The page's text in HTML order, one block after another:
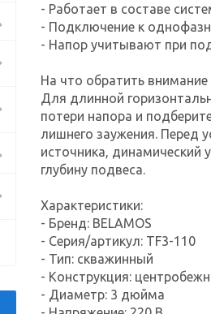
- Работает в составе
- Подключение к
- Напор учитывают при
На что обратить
Для длинной
потери напора и
лишнего заужения. Перед
источника, динамический
глубину подвеса.
Характеристики:
- Бренд: BELAMOS
- Серия/артикул: TF3-110
- Тип: скважинный
- Конструкция:
- Диаметр: 3 дюйма